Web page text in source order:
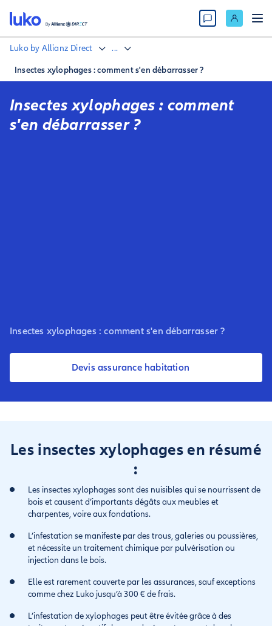
Luko by Allianz Direct ...
Insectes xylophages : comment s'en débarrasser ?
Insectes xylophages : comment
s'en débarrasser ?
Insectes xylophages : comment s'en débarrasser ?
Devis assurance habitation
Les insectes xylophages en résumé
:
Les insectes xylophages sont des nuisibles qui se nourrissent de
bois et causent d’importants dégâts aux meubles et
charpentes, voire aux fondations.
L’infestation se manifeste par des trous, galeries ou poussières,
et nécessite un traitement chimique par pulvérisation ou
injection dans le bois.
Elle est rarement couverte par les assurances, sauf exceptions
comme chez Luko jusqu’à 300 € de frais.
L’infestation de xylophages peut être évitée grâce à des